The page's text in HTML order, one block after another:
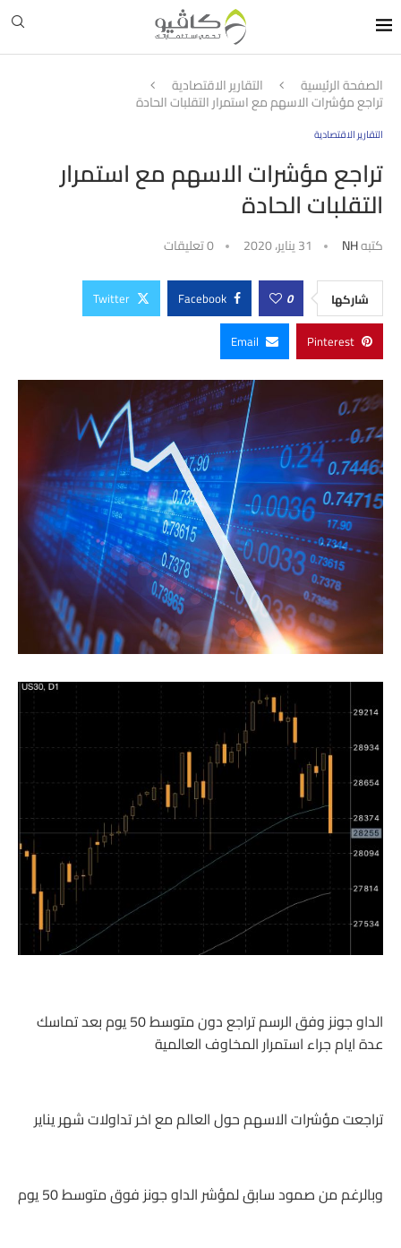
الصفحة الرئيسية التقارير الاقتصادية
تراجع مؤشرات الاسهم مع استمرار التقلبات الحادة‎
التقارير الاقتصادية
تراجع مؤشرات الاسهم مع استمرار
التقلبات الحادة‎
كتبهNH 31 يناير، 2020 0 تعليقات
شاركها 0
Facebook
Twitter
Pinterest
Email
الداو جونز وفق الرسم تراجع دون متوسط 50 يوم بعد تماسك
عدة ايام جراء استمرار المخاوف العالمية
تراجعت مؤشرات الاسهم حول العالم مع اخر تداولات شهر يناير
وبالرغم من صمود سابق لمؤشر الداو جونز فوق متوسط 50 يوم